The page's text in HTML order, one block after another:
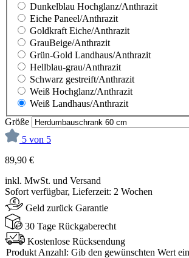
Dunkelblau Hochglanz/Anthrazit
Eiche Paneel/Anthrazit
Goldkraft Eiche/Anthrazit
GrauBeige/Anthrazit
Grün-Gold Landhaus/Anthrazit
Hellblau-grau/Anthrazit
Schwarz gestreift/Anthrazit
Weiß Hochglanz/Anthrazit
Weiß Landhaus/Anthrazit
Größe
5 von 5
89,90 €
inkl. MwSt. und Versand
Sofort verfügbar, Lieferzeit: 2 Wochen
Geld zurück Garantie
30 Tage Rückgaberecht
Kostenlose Rücksendung
Produkt Anzahl: Gib den gewünschten Wert